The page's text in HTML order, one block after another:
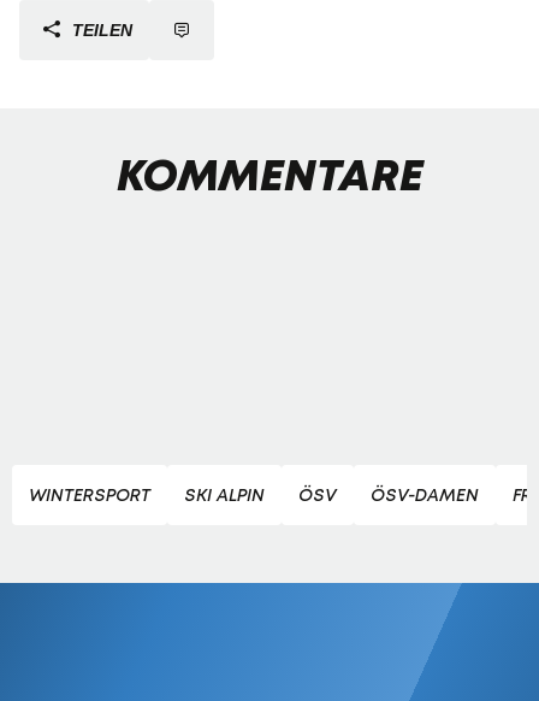
TEILEN
KOMMENTARE
WINTERSPORT SKI ALPIN ÖSV ÖSV-DAMEN